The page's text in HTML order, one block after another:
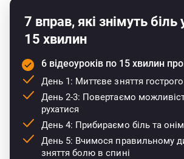
7 вправ, які знімуть біль
15 хвилин
6 відеоуроків по 15 хвилин
День 1: Миттєве зняття
День 2-3: Повертаємо
рухатися
День 4: Прибираємо біль та
День 5: Вчимося правильному
зняття болю в спині